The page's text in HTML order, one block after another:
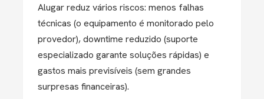
Alugar reduz vários riscos: menos falhas
técnicas (o equipamento é monitorado pelo
provedor), downtime reduzido (suporte
especializado garante soluções rápidas) e
gastos mais previsíveis (sem grandes
surpresas financeiras).